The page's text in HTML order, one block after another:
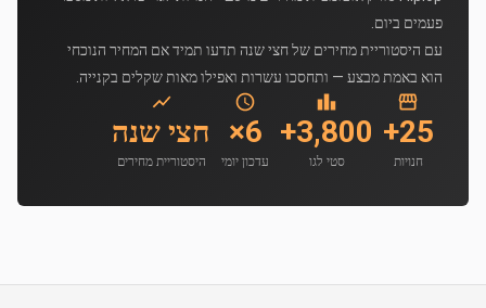
פעמים ביום.
עם היסטוריית מחירים של חצי שנה תדעו תמיד אם המחיר הנוכחי
הוא באמת מבצע — ותחסכו עשרות ואפילו מאות שקלים בקנייה.
25+
חנויות
3,800+
סטי לגו
6×
עדכון יומי
חצי שנה
היסטוריית מחירים